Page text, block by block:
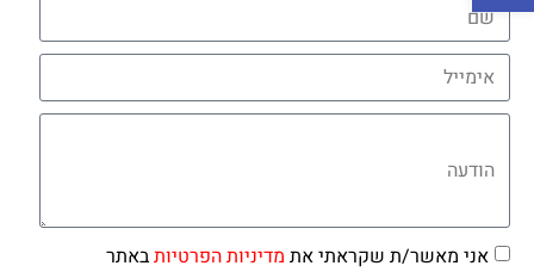
שם
אימייל
הודעה
אני מאשר/ת שקראתי את מדיניות הפרטיותבאתר